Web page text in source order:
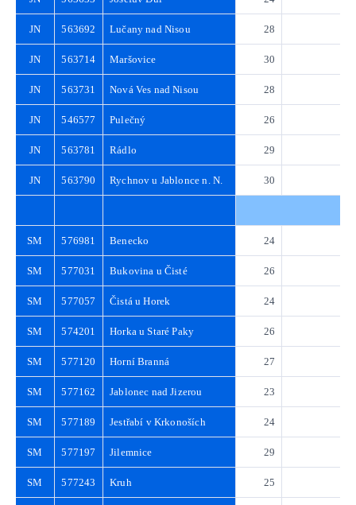
JN 563692 Lučany nad Nisou 28
JN 563714 Maršovice 30
JN 563731 Nová Ves nad Nisou 28
JN 546577 Pulečný 26
JN 563781 Rádlo 29
JN 563790 Rychnov u Jablonce n. N. 30
SM 576981 Benecko 24
SM 577031 Bukovina u Čisté 26
SM 577057 Čistá u Horek 24
SM 574201 Horka u Staré Paky 26
SM 577120 Horní Branná 27
SM 577162 Jablonec nad Jizerou 23
SM 577189 Jestřabí v Krkonoších 24
SM 577197 Jilemnice 29
SM 577243 Kruh 25